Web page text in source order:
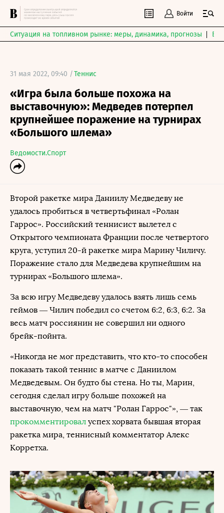
Войти
Ситуация на топливном рынке: меры, динамика, прогнозы
31 мая 2022, 09:40 /Теннис
«Игра была больше похожа на
выставочную»: Медведев потерпел
крупнейшее поражение на турнирах
«Большого шлема»
Ведомости.Спорт
Второй ракетке мира Даниилу Медведеву не
удалось пробиться в четвертьфинал «Ролан
Гаррос». Российский теннисист вылетел с
Открытого чемпионата Франции после четвертого
круга, уступил 20-й ракетке мира Марину Чиличу.
Поражение стало для Медведева крупнейшим на
турнирах «Большого шлема».
За всю игру Медведеву удалось взять лишь семь
геймов — Чилич победил со счетом 6:2, 6:3, 6:2. За
весь матч россиянин не совершил ни одного
брейк-пойнта.
«Никогда не мог представить, что кто-то способен
показать такой теннис в матче с Даниилом
Медведевым. Он будто бы стена. Но ты, Марин,
сегодня сделал игру больше похожей на
выставочную, чем на матч "Ролан Гаррос"», — так
прокомментировал успех хорвата бывшая вторая
ракетка мира, теннисный комментатор Алекс
Корретха.